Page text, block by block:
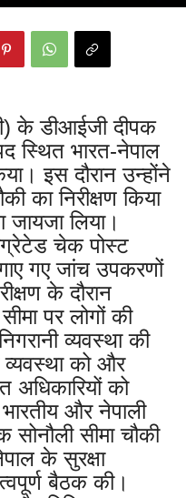
के डीआईजी दीपक
स्थित भारत-नेपाल
इस दौरान उन्होंने
का निरीक्षण किया
जायजा लिया।
चेक पोस्ट
गए जांच उपकरणों
के दौरान
पर लोगों की
व्यवस्था की
व्यवस्था को और
अधिकारियों को
और नेपाली
सीमा चौकी
के सुरक्षा
बैठक की।